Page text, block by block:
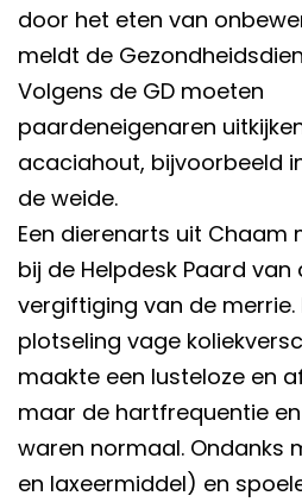
door het eten van
meldt de
Volgens de GD moeten
paardeneigenaren
acaciahout, bijvoorbeeld
de weide.
Een dierenarts uit Chaam
bij de Helpdesk Paard van
vergiftiging van de merrie.
plotseling vage
maakte een lusteloze en
maar de hartfrequentie
waren normaal. Ondanks
en laxeermiddel) en